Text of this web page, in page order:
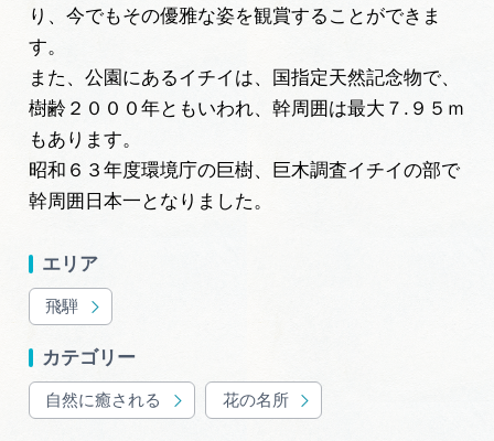
り、今でもその優雅な姿を観賞することができま
す。
また、公園にあるイチイは、国指定天然記念物で、
樹齢２０００年ともいわれ、幹周囲は最大７.９５ｍ
もあります。
昭和６３年度環境庁の巨樹、巨木調査イチイの部で
幹周囲日本一となりました。
エリア
飛騨
カテゴリー
自然に癒される 花の名所